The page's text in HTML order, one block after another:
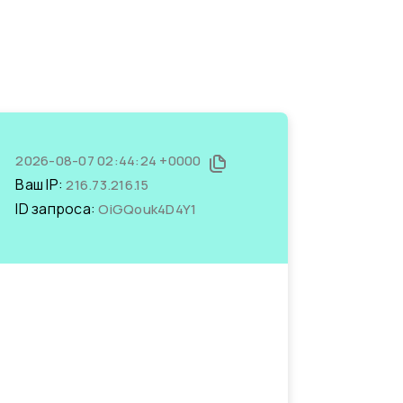
2026-08-07 02:44:24 +0000
Ваш IP:216.73.216.15
ID запроса:OiGQouk4D4Y1